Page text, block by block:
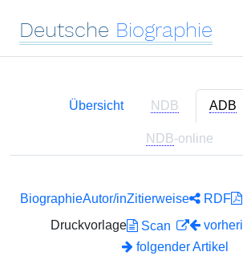
Deutsche Biographie
Übersicht NDB ADB
NDB-online
BiographieAutor/inZitierweise RDF
Druckvorlage
Scan
folgender Artikel